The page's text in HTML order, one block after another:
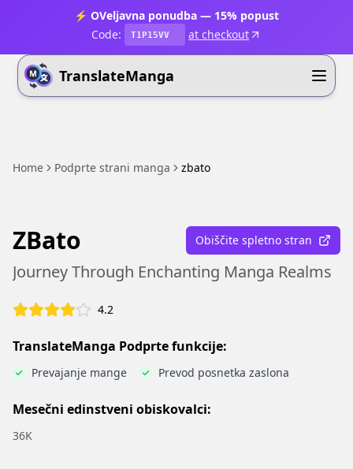
⚡ OVeljavna ponudba — 15% popust
Code:
T1P15VV at checkout
TranslateManga
Home Podprte strani manga zbato
ZBato Obiščite spletno stran
Journey Through Enchanting Manga Realms
4.2
TranslateManga Podprte funkcije:
Prevajanje mange Prevod posnetka zaslona
Mesečni edinstveni obiskovalci:
36K